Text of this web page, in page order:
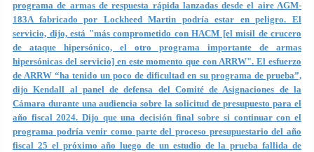
programa de armas de respuesta rápida lanzadas desde el aire AGM-
183A fabricado por Lockheed Martin podría estar en peligro. El
servicio, dijo, está "más comprometido con HACM [el misil de crucero
de ataque hipersónico, el otro programa importante de armas
hipersónicas del servicio] en este momento que con ARRW". El esfuerzo
de ARRW “ha tenido un poco de dificultad en su programa de prueba”,
dijo Kendall al panel de defensa del Comité de Asignaciones de la
Cámara durante una audiencia sobre la solicitud de presupuesto para el
año fiscal 2024. Dijo que una decisión final sobre si continuar con el
programa podría venir como parte del proceso presupuestario del año
fiscal 25 el próximo año luego de un estudio de la prueba fallida de